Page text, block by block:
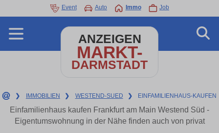
Event Auto Immo Job
ANZEIGEN
MARKT-
DARMSTADT
❯ IMMOBILIEN ❯ WESTEND-SUED ❯ EINFAMILIENHAUS-KAUFEN
Einfamilienhaus kaufen Frankfurt am Main Westend Süd -
Eigentumswohnung in der Nähe finden auch von privat